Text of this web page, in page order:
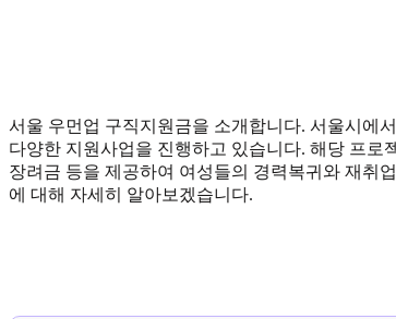
서울 우먼업 구직지원금을 소개합니다. 서울시에
다양한 지원사업을 진행하고 있습니다. 해당 프
장려금 등을 제공하여 여성들의 경력복귀와 재취
에 대해 자세히 알아보겠습니다.